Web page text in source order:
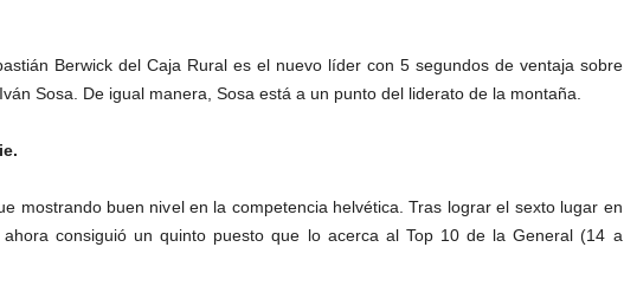
Berwick del Caja Rural es el nuevo líder con 5 segundos de ventaja sobre
Sosa. De igual manera, Sosa está a un punto del liderato de la montaña.
mostrando buen nivel en la competencia helvética. Tras lograr el sexto lugar en
consiguió un quinto puesto que lo acerca al Top 10 de la General (14 a